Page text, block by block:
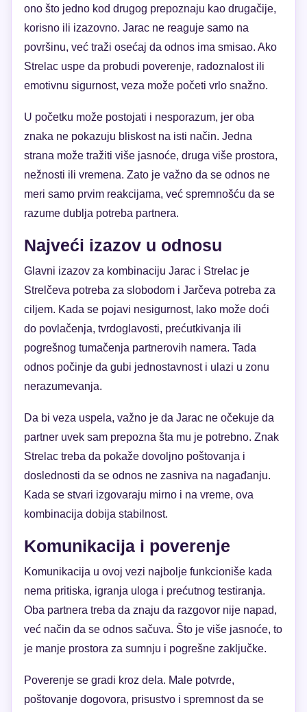
ono što jedno kod drugog prepoznaju kao drugačije,
korisno ili izazovno. Jarac ne reaguje samo na
površinu, već traži osećaj da odnos ima smisao. Ako
Strelac uspe da probudi poverenje, radoznalost ili
emotivnu sigurnost, veza može početi vrlo snažno.
U početku može postojati i nesporazum, jer oba
znaka ne pokazuju bliskost na isti način. Jedna
strana može tražiti više jasnoće, druga više prostora,
nežnosti ili vremena. Zato je važno da se odnos ne
meri samo prvim reakcijama, već spremnošću da se
razume dublja potreba partnera.
Najveći izazov u odnosu
Glavni izazov za kombinaciju Jarac i Strelac je
Strelčeva potreba za slobodom i Jarčeva potreba za
ciljem. Kada se pojavi nesigurnost, lako može doći
do povlačenja, tvrdoglavosti, prećutkivanja ili
pogrešnog tumačenja partnerovih namera. Tada
odnos počinje da gubi jednostavnost i ulazi u zonu
nerazumevanja.
Da bi veza uspela, važno je da Jarac ne očekuje da
partner uvek sam prepozna šta mu je potrebno. Znak
Strelac treba da pokaže dovoljno poštovanja i
doslednosti da se odnos ne zasniva na nagađanju.
Kada se stvari izgovaraju mirno i na vreme, ova
kombinacija dobija stabilnost.
Komunikacija i poverenje
Komunikacija u ovoj vezi najbolje funkcioniše kada
nema pritiska, igranja uloga i prećutnog testiranja.
Oba partnera treba da znaju da razgovor nije napad,
već način da se odnos sačuva. Što je više jasnoće, to
je manje prostora za sumnju i pogrešne zaključke.
Poverenje se gradi kroz dela. Male potvrde,
poštovanje dogovora, prisustvo i spremnost da se